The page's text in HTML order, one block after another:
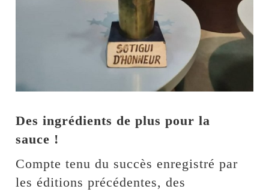
Des ingrédients de plus pour la
sauce !
Compte tenu du succès enregistré par
les éditions précédentes, des